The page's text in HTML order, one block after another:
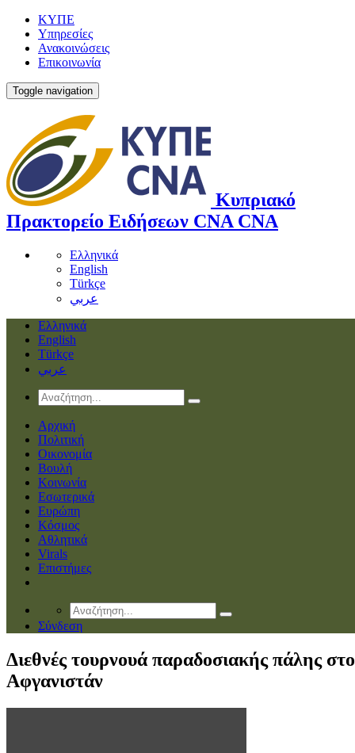
ΚΥΠΕ
Υπηρεσίες
Ανακοινώσεις
Επικοινωνία
Toggle navigation
Κυπριακό
Πρακτορείο Ειδήσεων CNA CNA
Ελληνικά
English
Türkçe
عربي
Ελληνικά
English
Türkçe
عربي
Αρχική
Πολιτική
Οικονομία
Βουλή
Κοινωνία
Εσωτερικά
Ευρώπη
Κόσμος
Αθλητικά
Virals
Επιστήμες
Σύνδεση
Διεθνές τουρνουά παραδοσιακής πάλης στο
Αφγανιστάν